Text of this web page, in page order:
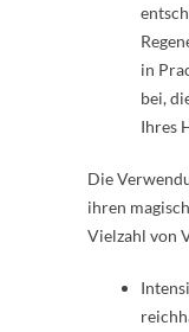
in
bei,
Ihres
Die
ihren
Vielzahl von